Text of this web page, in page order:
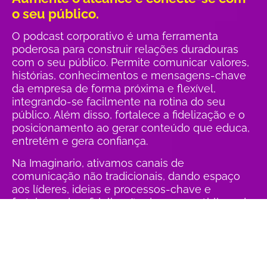
o seu público.
O podcast corporativo é uma ferramenta
poderosa para construir relações duradouras
com o seu público. Permite comunicar valores,
histórias, conhecimentos e mensagens-chave
da empresa de forma próxima e flexível,
integrando-se facilmente na rotina do seu
público. Além disso, fortalece a fidelização e o
posicionamento ao gerar conteúdo que educa,
entretém e gera confiança.
Na Imaginario, ativamos canais de
comunicação não tradicionais, dando espaço
aos líderes, ideias e processos-chave e
fortalecendo a fidelização dos seus públicos de